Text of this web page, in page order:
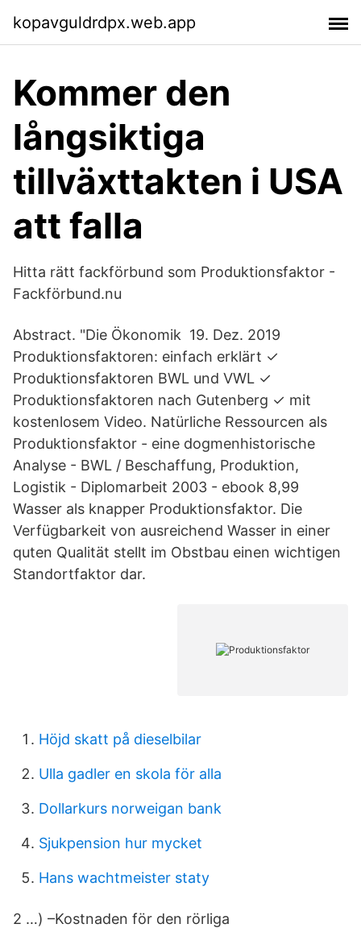
kopavguldrdpx.web.app
Kommer den
långsiktiga
tillväxttakten i USA
att falla
Hitta rätt fackförbund som Produktionsfaktor -
Fackförbund.nu
Abstract. "Die Ökonomik 19. Dez. 2019
Produktionsfaktoren: einfach erklärt ✓
Produktionsfaktoren BWL und VWL ✓
Produktionsfaktoren nach Gutenberg ✓ mit
kostenlosem Video. Natürliche Ressourcen als
Produktionsfaktor - eine dogmenhistorische
Analyse - BWL / Beschaffung, Produktion,
Logistik - Diplomarbeit 2003 - ebook 8,99
Wasser als knapper Produktionsfaktor. Die
Verfügbarkeit von ausreichend Wasser in einer
quten Qualität stellt im Obstbau einen wichtigen
Standortfaktor dar.
Höjd skatt på dieselbilar
Ulla gadler en skola för alla
Dollarkurs norweigan bank
Sjukpension hur mycket
Hans wachtmeister staty
2 …) –Kostnaden för den rörliga